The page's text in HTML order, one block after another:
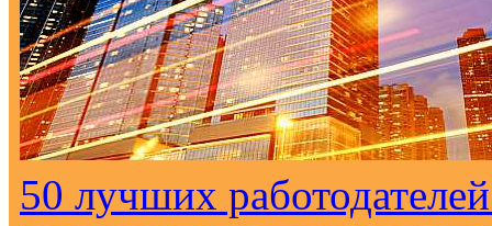
50 лучших